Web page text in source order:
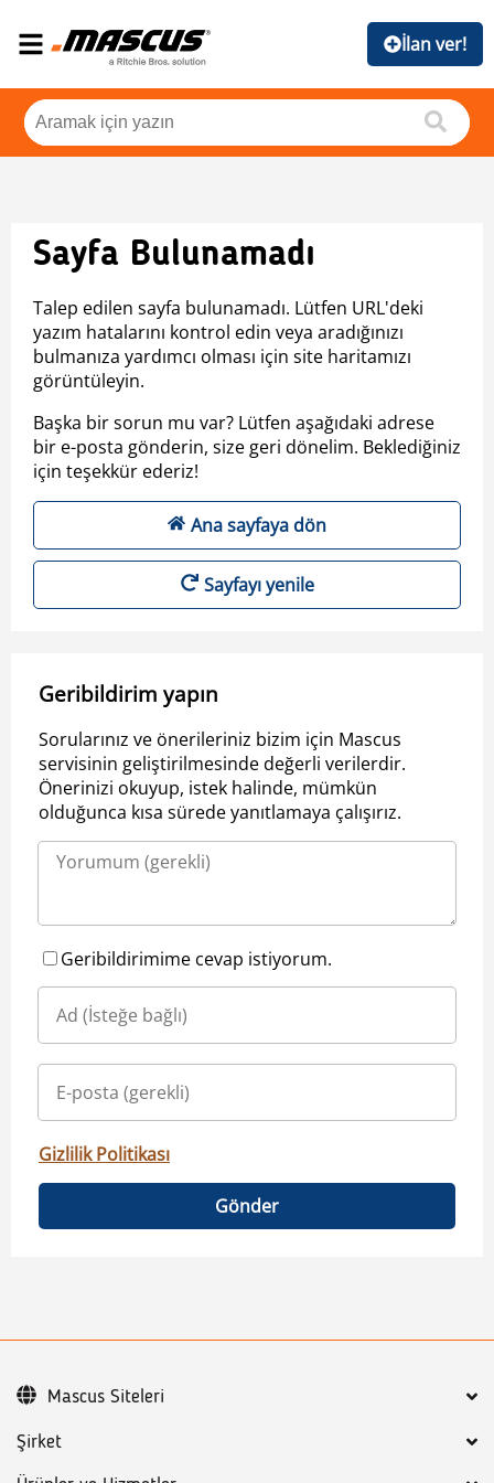
İlan ver!
Sayfa Bulunamadı
Talep edilen sayfa bulunamadı. Lütfen URL'deki
yazım hatalarını kontrol edin veya aradığınızı
bulmanıza yardımcı olması için site haritamızı
görüntüleyin.
Başka bir sorun mu var? Lütfen aşağıdaki adrese
bir e-posta gönderin, size geri dönelim. Beklediğiniz
için teşekkür ederiz!
Ana sayfaya dön
Sayfayı yenile
Geribildirim yapın
Sorularınız ve önerileriniz bizim için Mascus
servisinin geliştirilmesinde değerli verilerdir.
Önerinizi okuyup, istek halinde, mümkün
olduğunca kısa sürede yanıtlamaya çalışırız.
Geribildirimime cevap istiyorum.
Gizlilik Politikası
Gönder
Şirket
Mascus Siteleri